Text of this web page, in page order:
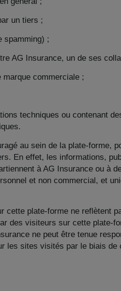
un tiers ;
spamming) ;
AG Insurance, un de ses
commerciale ;
techniques ou contenant
au sein de la plate-forme,
En effet, les informations,
à AG Insurance ou à
et non commercial, et
plate-forme ne reflètent
des visiteurs sur cette plate-
ne peut être tenue
les sites visités par le biais